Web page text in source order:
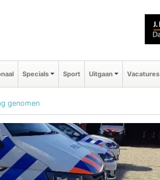
Specials Sport Uitgaan Vacatures
genomen